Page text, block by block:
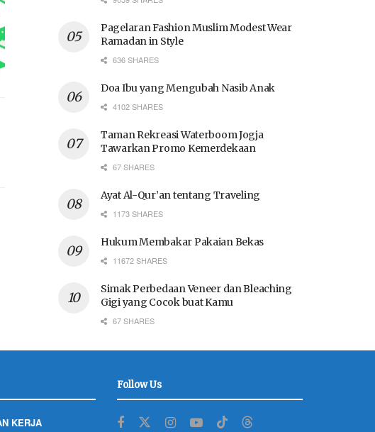
Pagelaran Fashion Muslim Modest Wear
Ramadan in Style
636 SHARES
Doa Ibu yang Mengubah Nasib Anak
4102 SHARES
Taman Rekreasi Waterboom Jogja
Tawarkan Promo Kemerdekaan
67 SHARES
Ayat Al-Qur’an tentang Traveling
1173 SHARES
Hukum Membakar Pakaian Bekas
11672 SHARES
Simak Perbedaan Veneer dan Bleaching
Gigi yang Cocok buat Kamu
67 SHARES
KERJA
Follow Us